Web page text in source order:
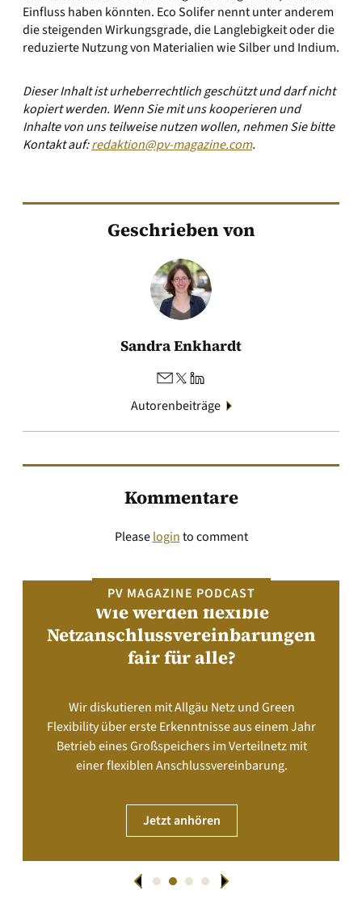
Einfluss haben könnten. Eco Solifer nennt unter anderem
die steigenden Wirkungsgrade, die Langlebigkeit oder die
reduzierte Nutzung von Materialien wie Silber und Indium.
Dieser Inhalt ist urheberrechtlich geschützt und darf nicht
kopiert werden. Wenn Sie mit uns kooperieren und
Inhalte von uns teilweise nutzen wollen, nehmen Sie bitte
Kontakt auf:redaktion@pv-magazine.com.
Geschrieben von
Sandra Enkhardt
Autorenbeiträge
Kommentare
Pleaseloginto comment
PV MAGAZINE PODCAST
Wie werden flexible
Netzanschlussvereinbarungen
fair für alle?
Wir diskutieren mit Allgäu Netz und Green
Flexibility über erste Erkenntnisse aus einem Jahr
Betrieb eines Großspeichers im Verteilnetz mit
einer flexiblen Anschlussvereinbarung.
Jetzt anhören